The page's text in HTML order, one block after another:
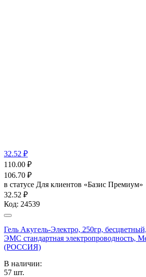
32.52 ₽
110.00 ₽
106.70 ₽
в статусе Для клиентов «Базис Премиум»
32.52 ₽
Код: 24539
Гель Акугель-Электро, 250гр,
ЭМС стандартная электропроводность,
(РОССИЯ)
В наличии:
57 шт.